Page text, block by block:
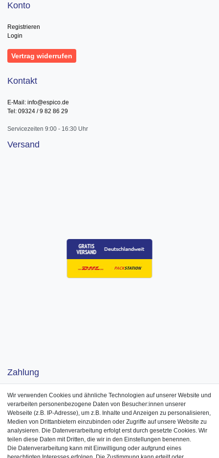
Konto
Registrieren
Login
Vertrag widerrufen
Kontakt
E-Mail: info@espico.de
Tel: 09324 / 9 82 86 29
Servicezeiten 9:00 - 16:30 Uhr
Versand
Zahlung
Wir verwenden Cookies und ähnliche Technologien auf unserer Website und
verarbeiten personenbezogene Daten von Besucher:innen unserer
Webseite (z.B. IP-Adresse), um z.B. Inhalte und Anzeigen zu personalisieren,
Medien von Drittanbietern einzubinden oder Zugriffe auf unsere Website zu
analysieren. Die Datenverarbeitung erfolgt erst durch gesetzte Cookies. Wir
teilen diese Daten mit Dritten, die wir in den Einstellungen benennen.
Die Datenverarbeitung kann mit Einwilligung oder aufgrund eines